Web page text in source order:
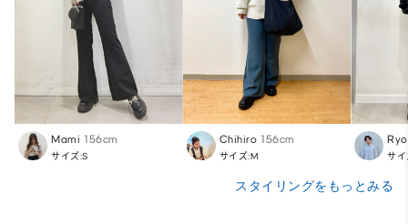
Mami 156cm
サイズ:S
Chihiro 156cm
サイズ:M
Ryo
サ
スタイリングをもっとみる